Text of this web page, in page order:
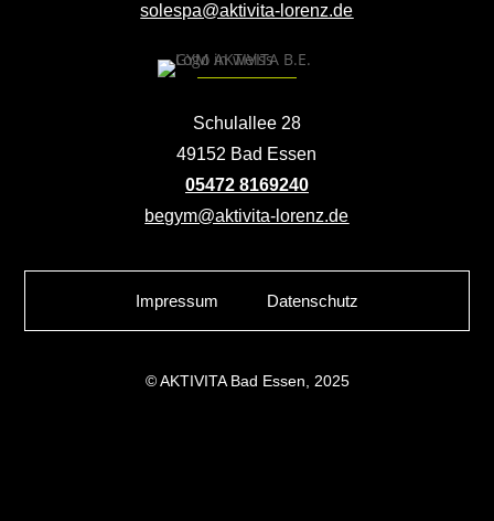
solespa@aktivita-lorenz.de
Schulallee 28
49152 Bad Essen
05472 8169240
begym@aktivita-lorenz.de
Impressum Datenschutz
© AKTIVITA Bad Essen, 2025